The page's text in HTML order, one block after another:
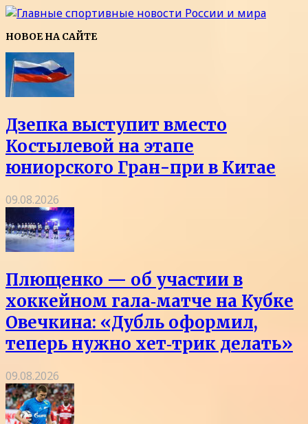
НОВОЕ НА САЙТЕ
Дзепка выступит вместо
Костылевой на этапе
юниорского Гран-при в Китае
09.08.2026
Плющенко — об участии в
хоккейном гала‑матче на Кубке
Овечкина: «Дубль оформил,
теперь нужно хет‑трик делать»
09.08.2026